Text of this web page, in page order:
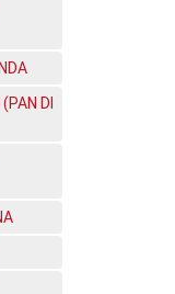
DI